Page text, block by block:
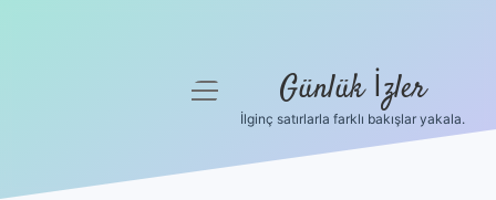
menüyü
Günlük İzler
İlginç satırlarla farklı bakışlar yakala.